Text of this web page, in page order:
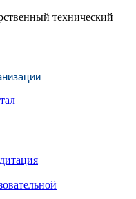
технический